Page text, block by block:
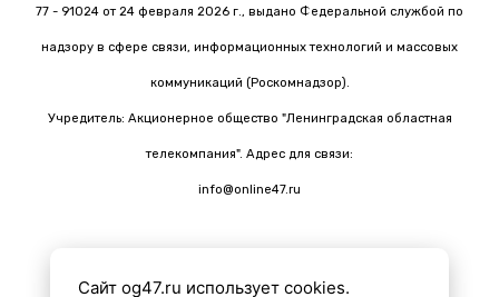
77 - 91024 от 24 февраля 2026 г., выдано Федеральной службой по
надзору в сфере связи, информационных технологий и массовых
коммуникаций (Роскомнадзор).
Учредитель: Акционерное общество "Ленинградская областная
телекомпания". Адрес для связи:
info@online47.ru
Все материалы на сайте подготовлены с помощью ИИ
Сайт og47.ru использует cookies.